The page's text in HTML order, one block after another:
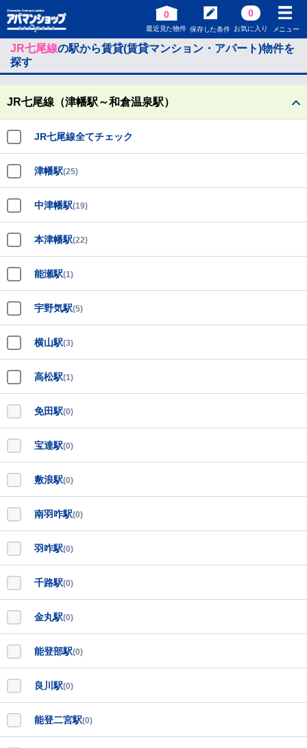
0
最近見た物件 保存した条件
0
お気に入り メニュー
JR七尾線の駅から賃貸(賃貸マンション・アパート)物件を
探す
JR七尾線（津幡駅～和倉温泉駅）
JR七尾線全てチェック
津幡駅(25)
中津幡駅(19)
本津幡駅(22)
能瀬駅(1)
宇野気駅(5)
横山駅(3)
高松駅(1)
免田駅(0)
宝達駅(0)
敷浪駅(0)
南羽咋駅(0)
羽咋駅(0)
千路駅(0)
金丸駅(0)
能登部駅(0)
良川駅(0)
能登二宮駅(0)